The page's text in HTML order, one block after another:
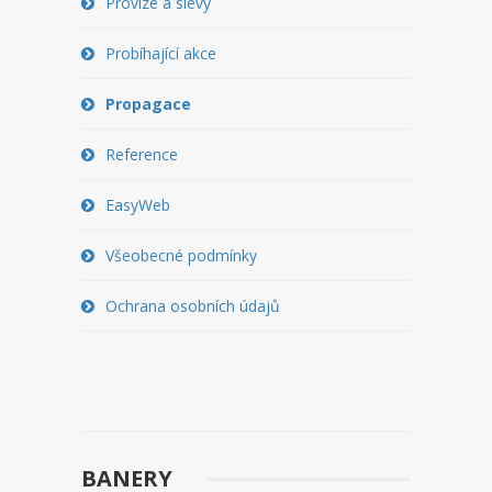
WEBHOSTING
PŘEHLED SSD MULTIHOSTINGU
REGISTRACE SSD MULTIHOSTINGU
PŘEHLED VPS
REGISTRACE VPS
Probíhající akce
Propagace
Reference
EasyWeb
Všeobecné podmínky
Ochrana osobních údajů
BANERY